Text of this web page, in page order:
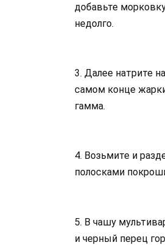
добавьте
недолго.
3. Далее натрите
самом конце
гамма.
4. Возьмите и
полосками
5. В чашу
и черный перец